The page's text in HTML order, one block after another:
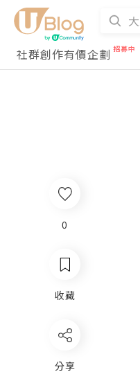
社群創作有價企劃
0
收藏
分享